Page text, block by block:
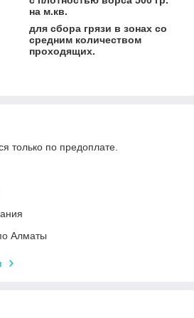
на м.кв.
для сбора грязи в зонах со
средним количеством
проходящих.
только по предоплате.
Алматы